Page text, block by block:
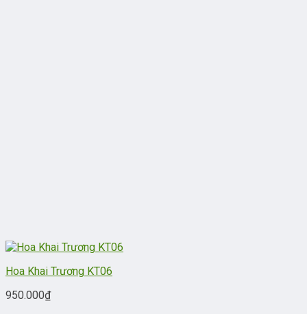
Hoa Khai Trương KT06
950.000₫